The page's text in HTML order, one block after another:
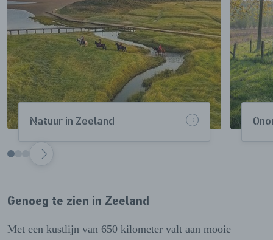
Natuur in Zeeland
VOLGENDE
Genoeg te zien in Zeeland
Met een kustlijn van 650 kilometer valt aan mooie